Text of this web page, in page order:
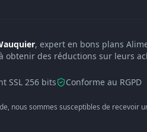
, expert en bons plans
obtenir des réductions sur leurs
SSL 256 bits Conforme au RGPD
nous sommes susceptibles de recevoir